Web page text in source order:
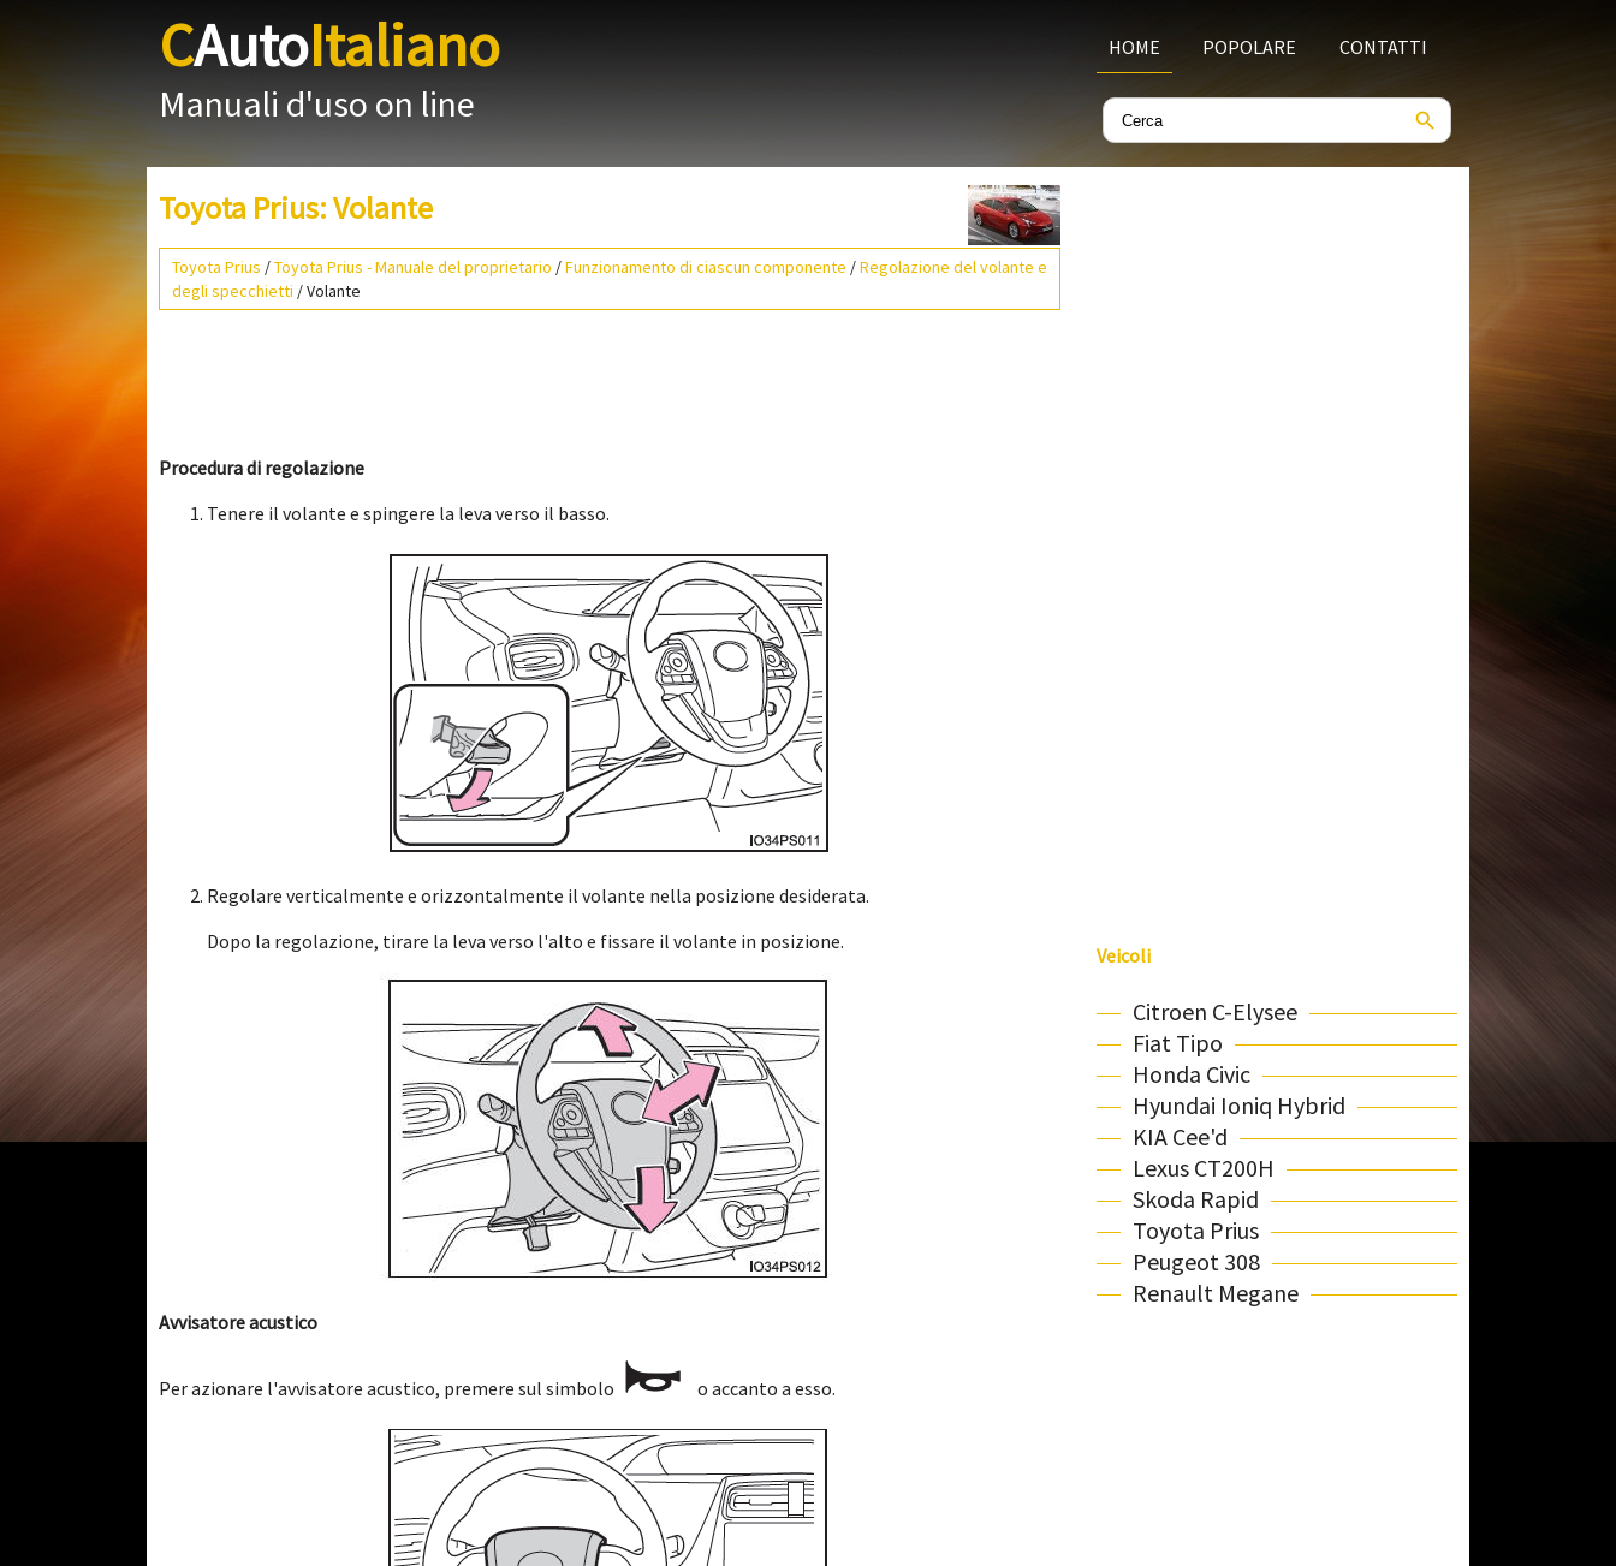
CAutoItaliano
Manuali d'uso on line
HOME POPOLARE CONTATTI
Toyota Prius: Volante
Toyota Prius /Toyota Prius - Manuale del proprietario /Funzionamento di ciascun componente /Regolazione del volante e
degli specchietti / Volante
Procedura di regolazione
Tenere il volante e spingere la leva verso il basso.
Regolare verticalmente e orizzontalmente il volante nella posizione desiderata.
Dopo la regolazione, tirare la leva verso l'alto e fissare il volante in posizione.
Avvisatore acustico
Per azionare l'avvisatore acustico, premere sul simbolo o accanto a esso.
Veicoli
Citroen C-Elysee
Fiat Tipo
Honda Civic
Hyundai Ioniq Hybrid
KIA Cee'd
Lexus CT200H
Skoda Rapid
Toyota Prius
Peugeot 308
Renault Megane